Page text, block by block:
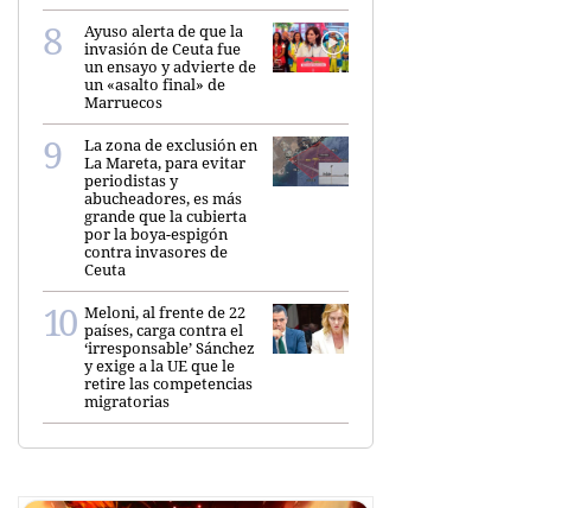
Ayuso alerta de que la
invasión de Ceuta fue
un ensayo y advierte de
un «asalto final» de
Marruecos
La zona de exclusión en
La Mareta, para evitar
periodistas y
abucheadores, es más
grande que la cubierta
por la boya-espigón
contra invasores de
Ceuta
Meloni, al frente de 22
países, carga contra el
‘irresponsable’ Sánchez
y exige a la UE que le
retire las competencias
migratorias